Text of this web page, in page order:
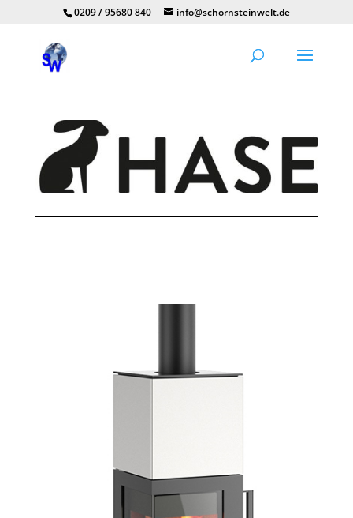
0209 / 95680 840 info@schornsteinwelt.de